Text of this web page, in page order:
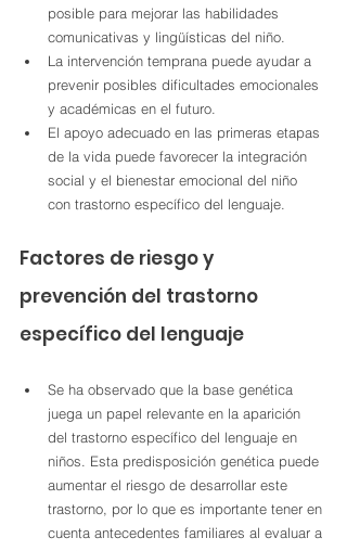
posible para mejorar las habilidades
comunicativas y lingüísticas del niño.
La intervención temprana puede ayudar a
prevenir posibles dificultades emocionales
y académicas en el futuro.
El apoyo adecuado en las primeras etapas
de la vida puede favorecer la integración
social y el bienestar emocional del niño
con trastorno específico del lenguaje.
Factores de riesgo y
prevención del trastorno
específico del lenguaje
Se ha observado que la base genética
juega un papel relevante en la aparición
del trastorno específico del lenguaje en
niños. Esta predisposición genética puede
aumentar el riesgo de desarrollar este
trastorno, por lo que es importante tener en
cuenta antecedentes familiares al evaluar a